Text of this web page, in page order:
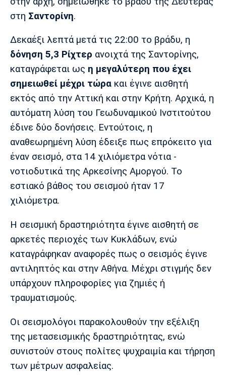
Cine Spot
Running
Media
Παρασκήνιο
Ιωνικός Κηφισιά Πανσερραϊκός
Μπαρτσελόνα
Ρεάλ
Ατλέτικο
Μάντσεστερ
Γιουνάιτεντ
Τσέλσι Άρσεναλ
Λίβερπουλ
Μάντσεστερ
Σίτι
Γιουβέντους
Ίντερ Μίλαν Μπάγερν
Μπορούσια
Ντόρτμουντ
Παρί Σεν
Ζερμέν
Μαρσέιγ
στη Σαντορίνη.
Δεκαέξι λεπτά μετά τις 22:00 το βράδυ, η
δόνηση 5,3 Ρίχτερ ανοιχτά της Σαντορίνης,
καταγράφεται ως η μεγαλύτερη που έχει
σημειωθεί μέχρι τώρα και έγινε αισθητή
εκτός από την Αττική και στην Κρήτη. Αρχικά, η
αυτόματη λύση του Γεωδυναμικού Ινστιτούτου
έδινε δύο δονήσεις. Εντούτοις, η
αναθεωρημένη λύση έδειξε πως επρόκειτο για
έναν σεισμό, στα 14 χιλιόμετρα νότια -
νοτιοδυτικά της Αρκεσίνης Αμοργού. Το
εστιακό βάθος του σεισμού ήταν 17
χιλιόμετρα.
Η σεισμική δραστηριότητα έγινε αισθητή σε
αρκετές περιοχές των Κυκλάδων, ενώ
καταγράφηκαν αναφορές πως ο σεισμός έγινε
αντιληπτός και στην Αθήνα. Μέχρι στιγμής δεν
υπάρχουν πληροφορίες για ζημιές ή
τραυματισμούς.
Οι σεισμολόγοι παρακολουθούν την εξέλιξη
της μετασεισμικής δραστηριότητας, ενώ
συνιστούν στους πολίτες ψυχραιμία και τήρηση
των μέτρων ασφαλείας.